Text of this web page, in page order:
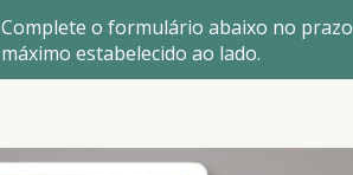
Complete o formulário abaixo no prazo
máximo estabelecido ao lado.